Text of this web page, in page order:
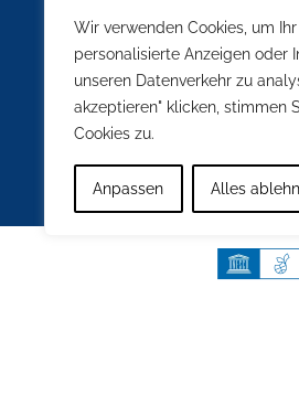
Wir verwenden Cookies, um
personalisierte Anzeigen oder
unseren Datenverkehr zu
akzeptieren" klicken, stimmen
Cookies zu.
Anpassen Alles
GENDER-HINWEIS:
Soweit
Interesse einer besseren und
Personenbezeichnungen